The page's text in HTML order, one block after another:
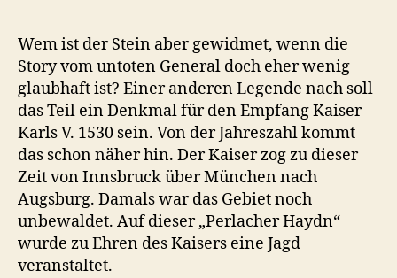
Wem ist der Stein aber gewidmet, wenn die
Story vom untoten General doch eher wenig
glaubhaft ist? Einer anderen Legende nach soll
das Teil ein Denkmal für den Empfang Kaiser
Karls V. 1530 sein. Von der Jahreszahl kommt
das schon näher hin. Der Kaiser zog zu dieser
Zeit von Innsbruck über München nach
Augsburg. Damals war das Gebiet noch
unbewaldet. Auf dieser „Perlacher Haydn“
wurde zu Ehren des Kaisers eine Jagd
veranstaltet.